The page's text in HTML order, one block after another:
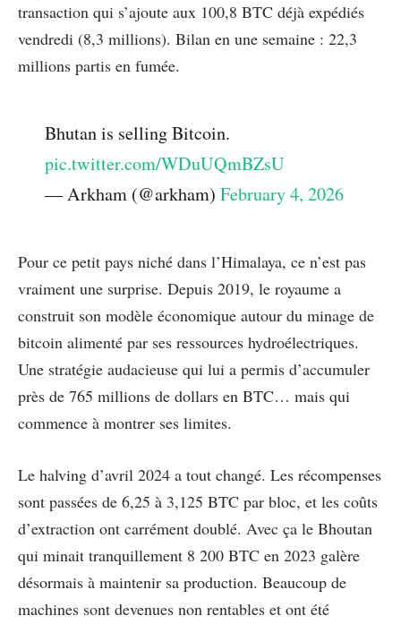
transaction qui s’ajoute aux 100,8 BTC déjà expédiés
vendredi (8,3 millions). Bilan en une semaine : 22,3
millions partis en fumée.
Bhutan is selling Bitcoin.
pic.twitter.com/WDuUQmBZsU
— Arkham (@arkham)February 4, 2026
Pour ce petit pays niché dans l’Himalaya, ce n’est pas
vraiment une surprise. Depuis 2019, le royaume a
construit son modèle économique autour du minage de
bitcoin alimenté par ses ressources hydroélectriques.
Une stratégie audacieuse qui lui a permis d’accumuler
près de 765 millions de dollars en BTC… mais qui
commence à montrer ses limites.
Le halving d’avril 2024 a tout changé. Les récompenses
sont passées de 6,25 à 3,125 BTC par bloc, et les coûts
d’extraction ont carrément doublé. Avec ça le Bhoutan
qui minait tranquillement 8 200 BTC en 2023 galère
désormais à maintenir sa production. Beaucoup de
machines sont devenues non rentables et ont été